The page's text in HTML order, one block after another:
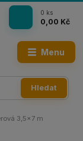
Menu
Hledat
0 ks
0,00 Kč
3,5x7 m